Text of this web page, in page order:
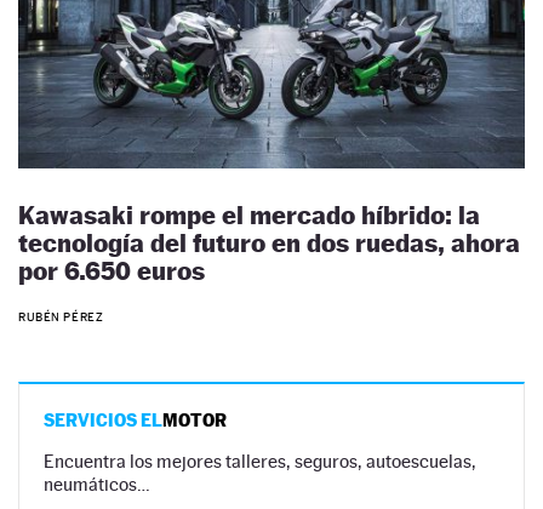
Kawasaki rompe el mercado híbrido: la
tecnología del futuro en dos ruedas, ahora
por 6.650 euros
RUBÉN PÉREZ
SERVICIOS ELMOTOR
Encuentra los mejores talleres, seguros, autoescuelas,
neumáticos…